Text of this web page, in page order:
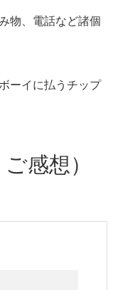
物、電話など諸個
ーイに払うチップ
感想）